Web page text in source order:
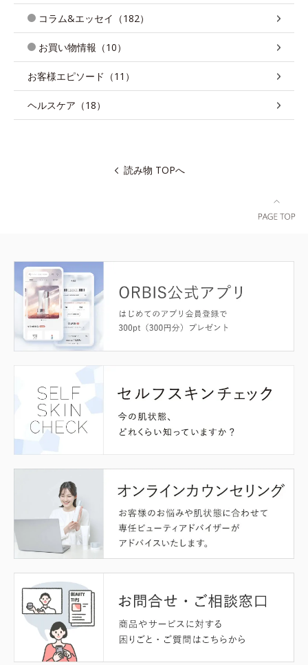
コラム&エッセイ（182）
お買い物情報（10）
お客様エピソード（11）
ヘルスケア（18）
読み物 TOPへ